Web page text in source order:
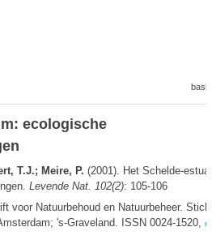
ecologische
T.J.; Meire, P. (2001). Het Schelde-
Levende Nat. 102(2): 105-106
voor Natuurbehoud en Natuurbeheer.
's-Graveland. ISSN 0024-1520,